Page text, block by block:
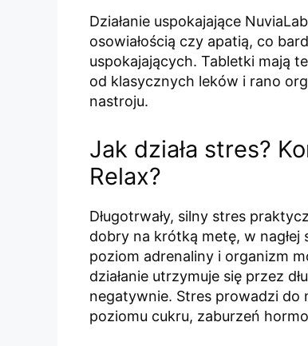
Działanie uspokajające
osowiałością czy apatią, co
uspokajających. Tabletki mają
od klasycznych leków i rano
nastroju.
Jak działa stres?
Relax?
Długotrwały, silny stres
dobry na krótką metę, w
poziom adrenaliny i organizm
działanie utrzymuje się przez
negatywnie. Stres prowadzi do
poziomu cukru, zaburzeń